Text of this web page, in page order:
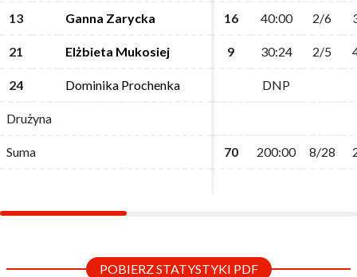
13 Ganna Zarycka 16 40:00 2/6
21 Elżbieta Mukosiej 9 30:24 2/5
24 Dominika Prochenka DNP
Drużyna
Suma 70 200:00 8/28
13 Ganna Zarycka 16 40:00 2/6
21 Elżbieta Mukosiej 9 30:24 2/5
24 Dominika Prochenka DNP
Drużyna
Suma 70 200:00 8/28
POBIERZ STATYSTYKI PDF